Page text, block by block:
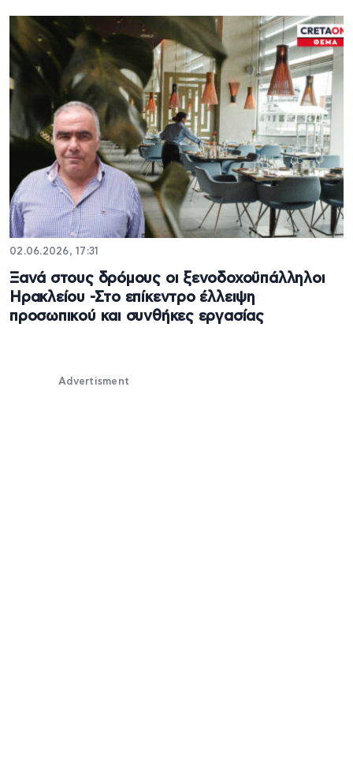
02.06.2026, 17:31
Ξανά στους δρόμους οι ξενοδοχοϋπάλληλοι
Ηρακλείου -Στο επίκεντρο έλλειψη
προσωπικού και συνθήκες εργασίας
Advertisment